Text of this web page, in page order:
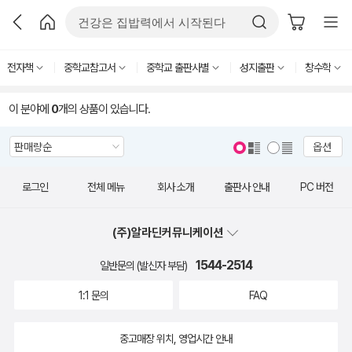
전자책 중학교참고서 중학교 출판사별 성지출판 창수학
이 분야에 0개의 상품이 있습니다.
옵션
로그인 전체 메뉴 회사 소개 출판사 안내 PC 버전
(주)알라딘커뮤니케이션
일반문의 (발신자 부담) 1544-2514
1:1 문의 FAQ
중고매장 위치, 영업시간 안내